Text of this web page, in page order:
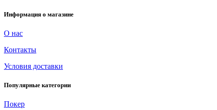
Информация о магазине
О нас
Контакты
Условия доставки
Популярные категории
Покер